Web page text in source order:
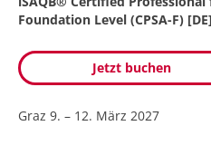
Foundation Level (CPSA-F) [DE]
Jetzt buchen
Graz 9. – 12. März 2027